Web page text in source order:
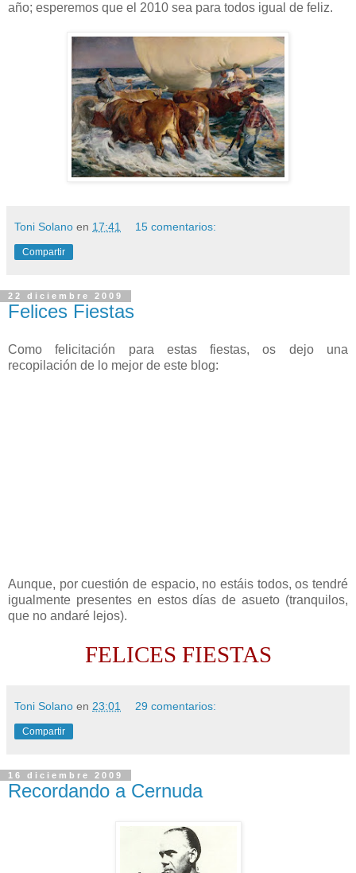
año; esperemos que el 2010 sea para todos igual de feliz.
Toni Solano en 17:41 15 comentarios:
Compartir
22 diciembre 2009
Felices Fiestas
Como felicitación para estas fiestas, os dejo una
recopilación de lo mejor de este blog:
Aunque, por cuestión de espacio, no estáis todos, os tendré
igualmente presentes en estos días de asueto (tranquilos,
que no andaré lejos).
FELICES FIESTAS
Toni Solano en 23:01 29 comentarios:
Compartir
16 diciembre 2009
Recordando a Cernuda